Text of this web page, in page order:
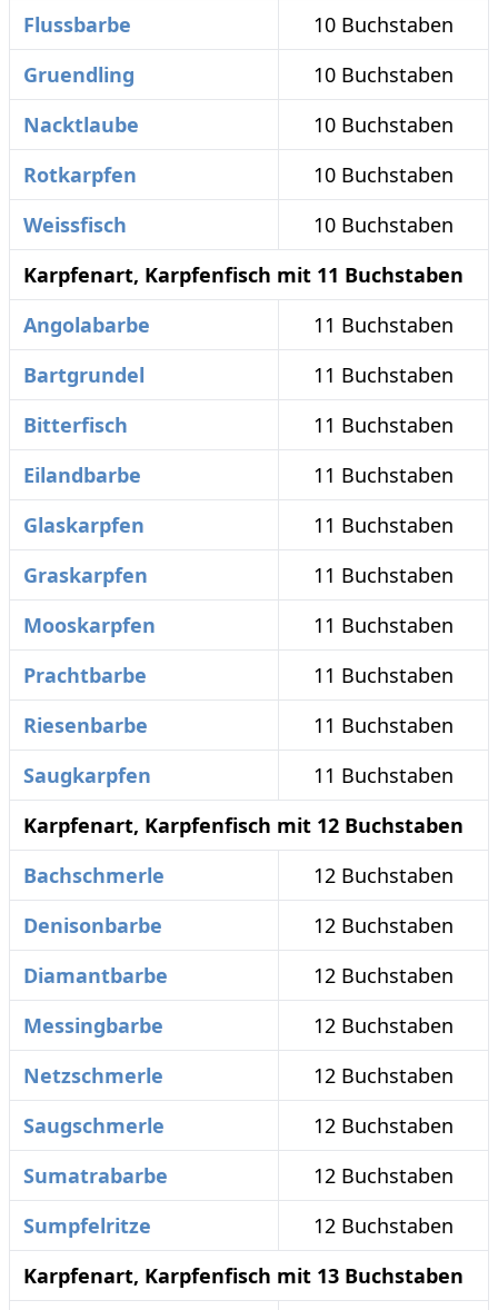
Flussbarbe
10 Buchstaben
Gruendling
10 Buchstaben
Nacktlaube
10 Buchstaben
Rotkarpfen
10 Buchstaben
Weissfisch
10 Buchstaben
Karpfenart, Karpfenfisch mit 11 Buchstaben
Angolabarbe
11 Buchstaben
Bartgrundel
11 Buchstaben
Bitterfisch
11 Buchstaben
Eilandbarbe
11 Buchstaben
Glaskarpfen
11 Buchstaben
Graskarpfen
11 Buchstaben
Mooskarpfen
11 Buchstaben
Prachtbarbe
11 Buchstaben
Riesenbarbe
11 Buchstaben
Saugkarpfen
11 Buchstaben
Karpfenart, Karpfenfisch mit 12 Buchstaben
Bachschmerle
12 Buchstaben
Denisonbarbe
12 Buchstaben
Diamantbarbe
12 Buchstaben
Messingbarbe
12 Buchstaben
Netzschmerle
12 Buchstaben
Saugschmerle
12 Buchstaben
Sumatrabarbe
12 Buchstaben
Sumpfelritze
12 Buchstaben
Karpfenart, Karpfenfisch mit 13 Buchstaben